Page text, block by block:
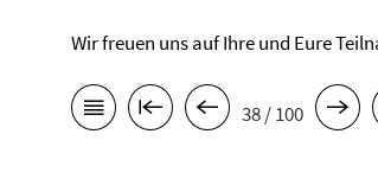
Wir freuen uns auf Ihre und Eure
38 / 100